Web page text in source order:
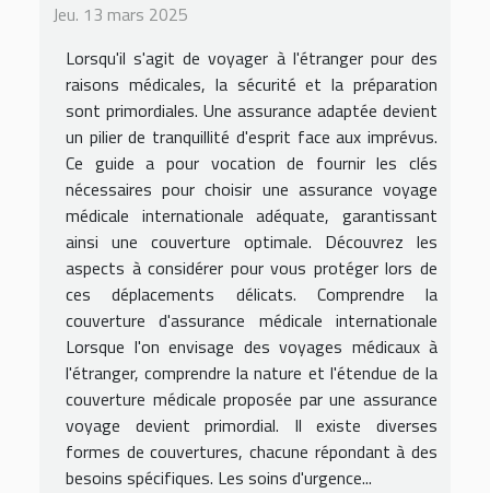
Jeu. 13 mars 2025
Lorsqu'il s'agit de voyager à l'étranger pour des
raisons médicales, la sécurité et la préparation
sont primordiales. Une assurance adaptée devient
un pilier de tranquillité d'esprit face aux imprévus.
Ce guide a pour vocation de fournir les clés
nécessaires pour choisir une assurance voyage
médicale internationale adéquate, garantissant
ainsi une couverture optimale. Découvrez les
aspects à considérer pour vous protéger lors de
ces déplacements délicats. Comprendre la
couverture d'assurance médicale internationale
Lorsque l'on envisage des voyages médicaux à
l'étranger, comprendre la nature et l'étendue de la
couverture médicale proposée par une assurance
voyage devient primordial. Il existe diverses
formes de couvertures, chacune répondant à des
besoins spécifiques. Les soins d'urgence...